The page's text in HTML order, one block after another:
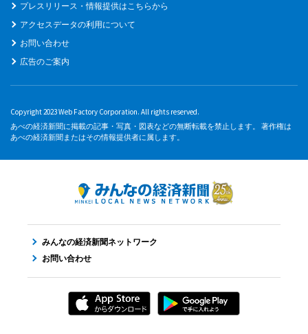
プレスリリース・情報提供はこちらから
アクセスデータの利用について
お問い合わせ
広告のご案内
Copyright 2023 Web Factory Corporation. All rights reserved.
あべの経済新聞に掲載の記事・写真・図表などの無断転載を禁止します。 著作権は
あべの経済新聞またはその情報提供者に属します。
みんなの経済新聞ネットワーク
お問い合わせ